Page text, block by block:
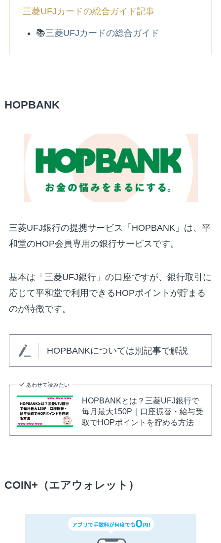
三菱UFJカードの総合ガイド記事
📚三菱UFJカードの総合ガイド
HOPBANK
三菱UFJ銀行の提携サービス「HOPBANK」は、平
和堂のHOP会員専用の銀行サービスです。
基本は「三菱UFJ銀行」の口座ですが、銀行取引に
応じて平和堂で利用できるHOPポイントが貯まる
のが特徴です。
HOPBANKについては別記事で解説
あわせて読みたい
HOPBANKとは？三菱UFJ銀行で
毎月最大150P｜口座振替・給与受
取でHOPポイントを貯める方法
COIN+（エアウォレット）